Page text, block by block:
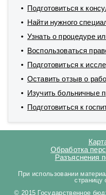
Подготовиться к
Найти нужного
Узнать о процедуре
Воспользоваться
Подготовиться к
Оставить отзыв о
Изучить больничные
Подготовиться к
Обработка
Разъяснения
При использовании
страницу
© 2015 Государственное